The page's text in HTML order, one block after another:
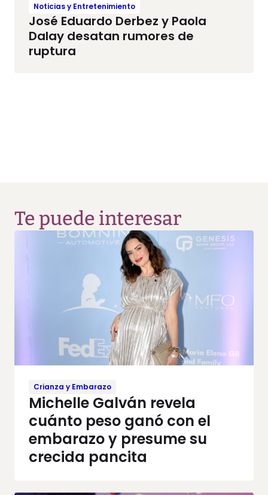
Noticias y Entretenimiento
José Eduardo Derbez y Paola
Dalay desatan rumores de
ruptura
Te puede interesar
Crianza y Embarazo
Michelle Galván revela
cuánto peso ganó con el
embarazo y presume su
crecida pancita